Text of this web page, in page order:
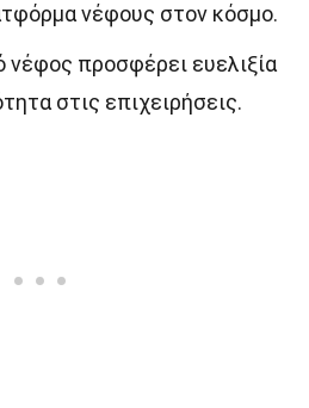
νέφους στον κόσμο.
νέφος προσφέρει ευελιξία
στις επιχειρήσεις.